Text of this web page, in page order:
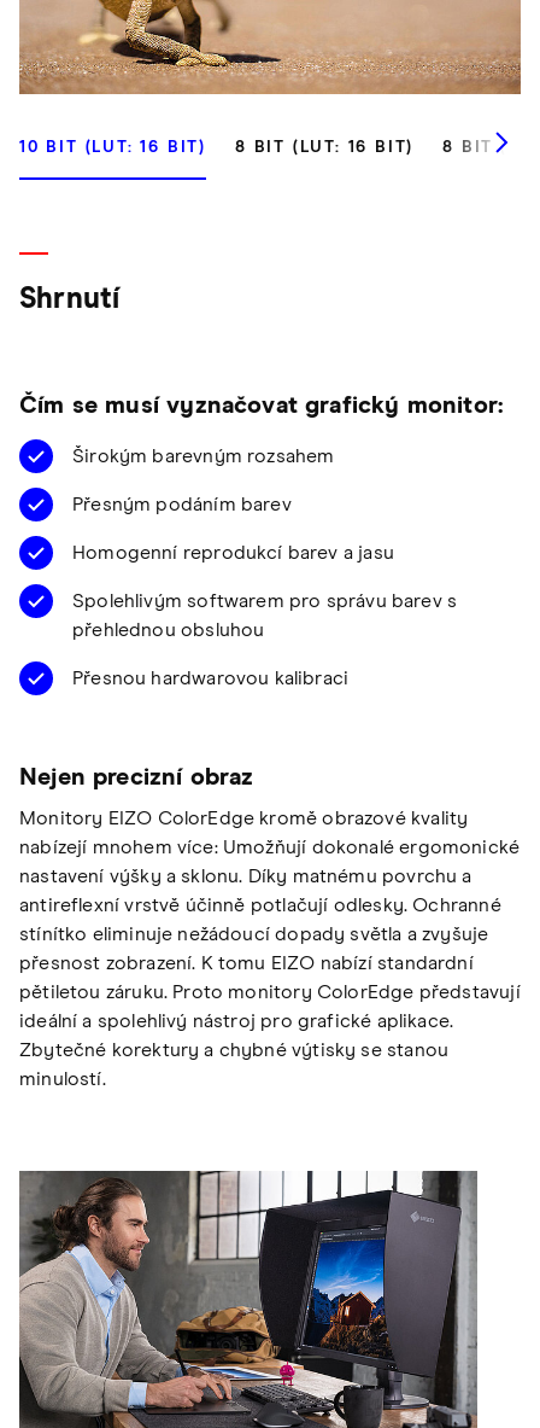
10 BIT (LUT: 16 BIT) 8 BIT (LUT: 16 BIT) 8 BIT
Shrnutí
Čím se musí vyznačovat grafický monitor:
Širokým barevným rozsahem
Přesným podáním barev
Homogenní reprodukcí barev a jasu
Spolehlivým softwarem pro správu barev s
přehlednou obsluhou
Přesnou hardwarovou kalibraci
Nejen precizní obraz
Monitory EIZO ColorEdge kromě obrazové kvality
nabízejí mnohem více: Umožňují dokonalé ergomonické
nastavení výšky a sklonu. Díky matnému povrchu a
antireflexní vrstvě účinně potlačují odlesky. Ochranné
stínítko eliminuje nežádoucí dopady světla a zvyšuje
přesnost zobrazení. K tomu EIZO nabízí standardní
pětiletou záruku. Proto monitory ColorEdge představují
ideální a spolehlivý nástroj pro grafické aplikace.
Zbytečné korektury a chybné výtisky se stanou
minulostí.